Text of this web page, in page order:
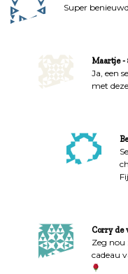
i
e
Super
Maartje
Ja, een
met
Corry de
Zeg nou
cadeau